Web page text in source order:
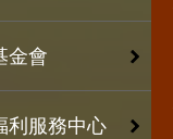
金會
利服務中心